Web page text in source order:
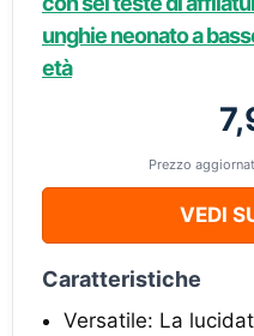
unghie neonato a
età
Prezzo
VEDI
Caratteristiche
Versatile: La